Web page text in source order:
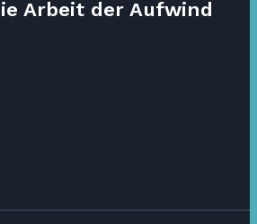
Arbeit der Aufwind